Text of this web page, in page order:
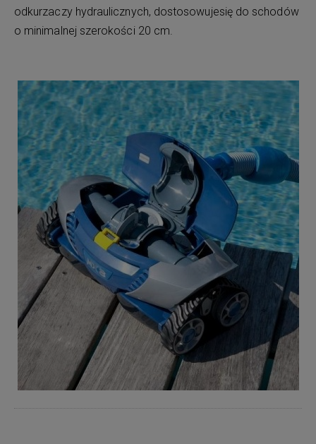
odkurzaczy hydraulicznych, dostosowujesię do schodów
o minimalnej szerokości 20 cm.